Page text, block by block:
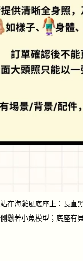
在海灘風底座上：長
懸著小魚模型；底座